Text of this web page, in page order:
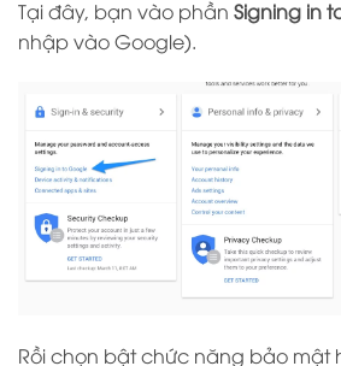
Tại đây, bạn vào phần Signing in
nhập vào Google).
Rồi chọn bật chức năng bảo mật